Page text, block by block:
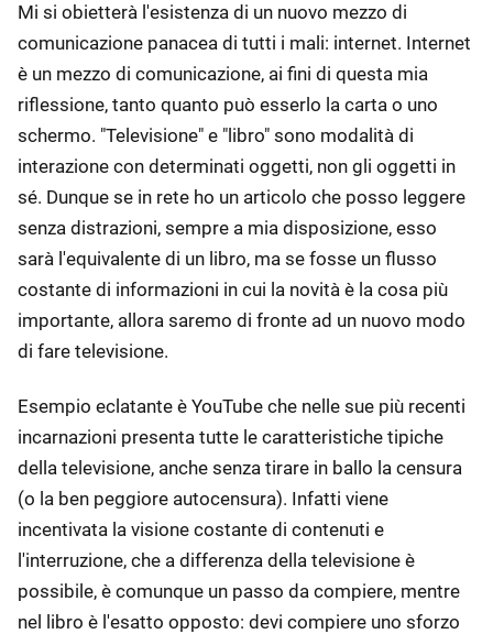
Mi si obietterà l'esistenza di un nuovo mezzo di
comunicazione panacea di tutti i mali: internet. Internet
è un mezzo di comunicazione, ai fini di questa mia
riflessione, tanto quanto può esserlo la carta o uno
schermo. "Televisione" e "libro" sono modalità di
interazione con determinati oggetti, non gli oggetti in
sé. Dunque se in rete ho un articolo che posso leggere
senza distrazioni, sempre a mia disposizione, esso
sarà l'equivalente di un libro, ma se fosse un flusso
costante di informazioni in cui la novità è la cosa più
importante, allora saremo di fronte ad un nuovo modo
di fare televisione.
Esempio eclatante è YouTube che nelle sue più recenti
incarnazioni presenta tutte le caratteristiche tipiche
della televisione, anche senza tirare in ballo la censura
(o la ben peggiore autocensura). Infatti viene
incentivata la visione costante di contenuti e
l'interruzione, che a differenza della televisione è
possibile, è comunque un passo da compiere, mentre
nel libro è l'esatto opposto: devi compiere uno sforzo